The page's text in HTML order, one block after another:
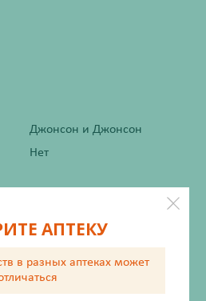
Джонсон и Джонсон
Нет
АПТЕКУ
в разных аптеках может